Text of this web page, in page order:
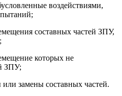
воздействиями,
составных частей ЗПУ,
которых не
ЗПУ;
замены составных частей.